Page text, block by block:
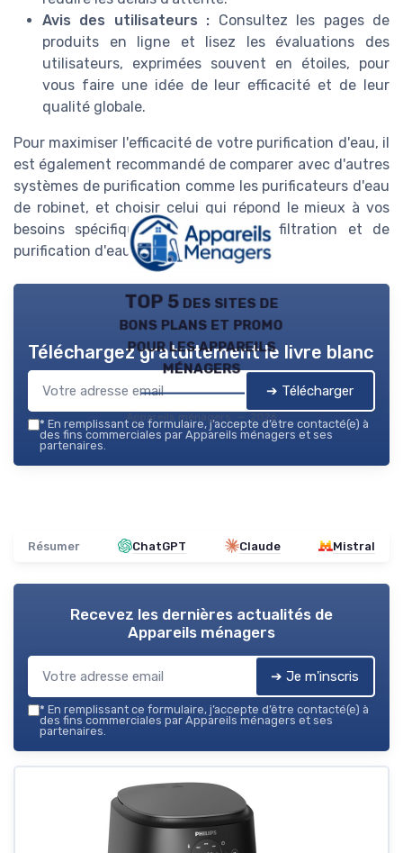
Avis des utilisateurs : Consultez les pages de
produits en ligne et lisez les évaluations des
utilisateurs, exprimées souvent en étoiles, pour
vous faire une idée de leur efficacité et de leur
qualité globale.
Pour maximiser l'efficacité de votre purification d'eau, il
est également recommandé de comparer avec d'autres
systèmes de purification comme les purificateurs d'eau
de robinet, et choisir celui qui répond le mieux à vos
besoins spécifiques en matière de filtration et de
purification d'eau naturel.
TOP 5 des sites de
bons plans et promo
pour les appareils
ménagers
Appareils ménagers — 2026
Téléchargez gratuitement le livre blanc
➔ Télécharger
* En remplissant ce formulaire, j’accepte d’être contacté(e) à
des fins commerciales par Appareils ménagers et ses
partenaires.
Résumer ChatGPT Claude Mistral
Recevez les dernières actualités de
Appareils ménagers
➔ Je m'inscris
* En remplissant ce formulaire, j’accepte d’être contacté(e) à
des fins commerciales par Appareils ménagers et ses
partenaires.